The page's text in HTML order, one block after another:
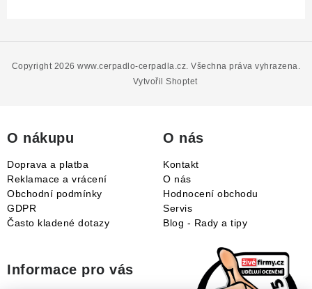
Vytvořil Shoptet
Copyright 2026www.cerpadlo-cerpadla.cz. Všechna práva vyhrazena.
O nákupu
Doprava a platba
Reklamace a vrácení
Obchodní podmínky
GDPR
Často kladené dotazy
O nás
Kontakt
O nás
Hodnocení obchodu
Servis
Blog - Rady a tipy
Informace pro vás